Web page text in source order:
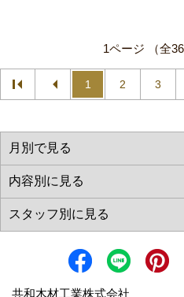
1ページ （全
1 2 3
共和木材工業株式会社